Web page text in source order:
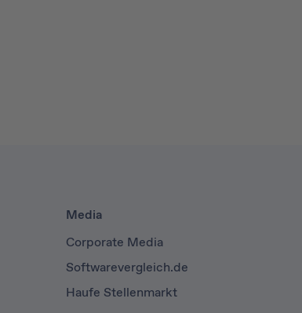
Media
Corporate Media
Softwarevergleich.de
Haufe Stellenmarkt